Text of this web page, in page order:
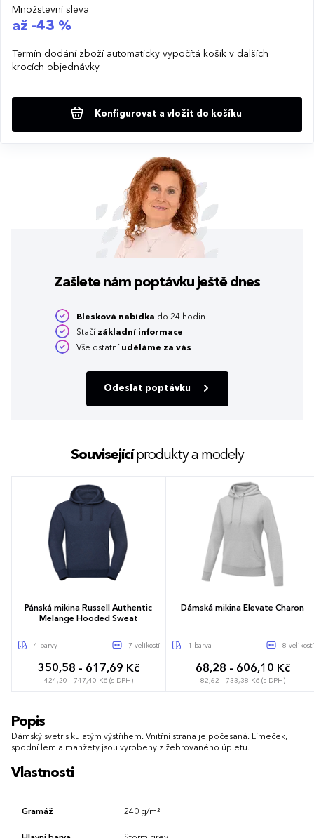
Množstevní sleva
až -43 %
Termín dodání zboží automaticky vypočítá košík v dalších
krocích objednávky
Konfigurovat a vložit do košíku
Zašlete nám poptávku ještě dnes
Blesková nabídka do 24 hodin
Stačí základní informace
Vše ostatní uděláme za vás
Odeslat poptávku
Souvisejícíprodukty a modely
Pánská mikina Russell Authentic
Melange Hooded Sweat
4 barvy 7 velikostí
350,58 - 617,69 Kč
424,20 - 747,40 Kč (s DPH)
Dámská mikina Elevate Charon
1 barva 8 velikostí
68,28 - 606,10 Kč
82,62 - 733,38 Kč (s DPH)
Popis
Dámský svetr s kulatým výstřihem. Vnitřní strana je počesaná. Límeček,
spodní lem a manžety jsou vyrobeny z žebrovaného úpletu.
Vlastnosti
Gramáž 240 g/m²